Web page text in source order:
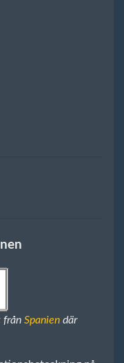
från Spanien där